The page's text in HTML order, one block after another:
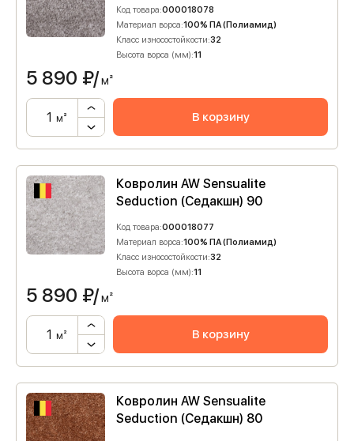
Код товара:000018078
Материал ворса:100% ПА (Полиамид)
Класс износостойкости:32
Высота ворса (мм):11
5 890 ₽/м²
м² В корзину
Ковролин AW Sensualite
Seduction (Седакшн) 90
Код товара:000018077
Материал ворса:100% ПА (Полиамид)
Класс износостойкости:32
Высота ворса (мм):11
5 890 ₽/м²
м² В корзину
Ковролин AW Sensualite
Seduction (Седакшн) 80